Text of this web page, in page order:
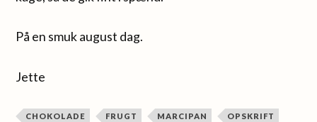
På en smuk august dag.
Jette
CHOKOLADE FRUGT MARCIPAN OPSKRIFT